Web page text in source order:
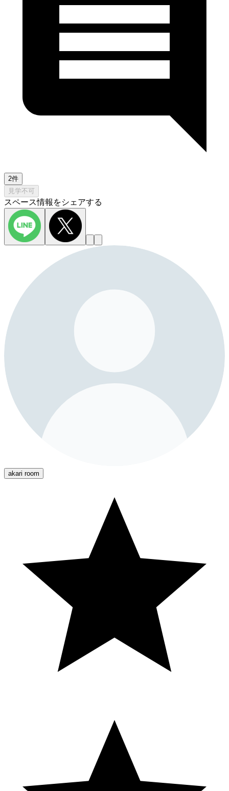
2件
見学不可
スペース情報をシェアする
akari room